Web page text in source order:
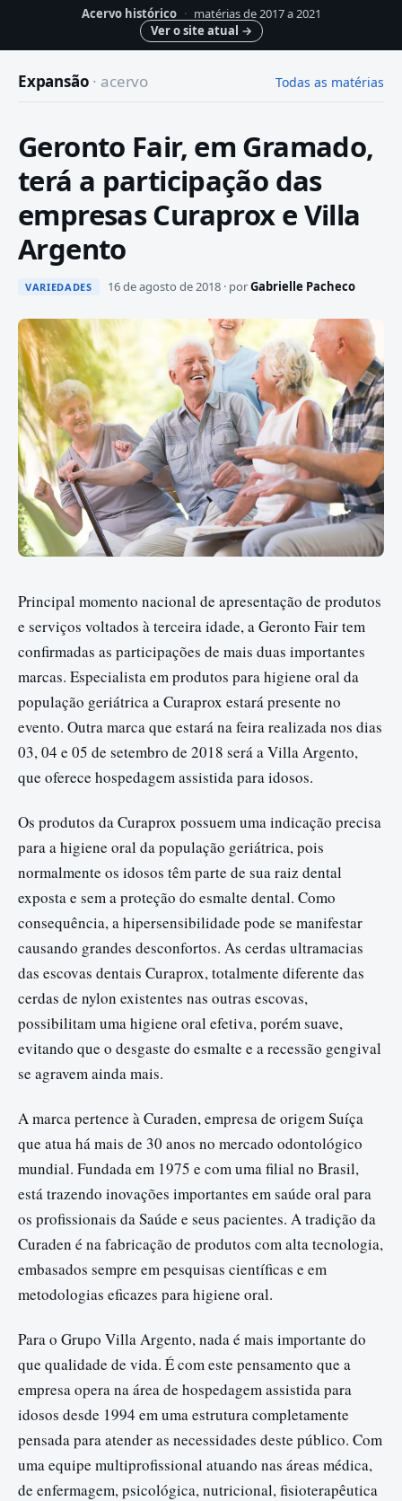
Acervo histórico · matérias de 2017 a 2021
Ver o site atual →
Expansão · acervo Todas as matérias
Geronto Fair, em Gramado,
terá a participação das
empresas Curaprox e Villa
Argento
VARIEDADES 16 de agosto de 2018 · porGabrielle Pacheco
Principal momento nacional de apresentação de produtos
e serviços voltados à terceira idade, a Geronto Fair tem
confirmadas as participações de mais duas importantes
marcas. Especialista em produtos para higiene oral da
população geriátrica a Curaprox estará presente no
evento. Outra marca que estará na feira realizada nos dias
03, 04 e 05 de setembro de 2018 será a Villa Argento,
que oferece hospedagem assistida para idosos.
Os produtos da Curaprox possuem uma indicação precisa
para a higiene oral da população geriátrica, pois
normalmente os idosos têm parte de sua raiz dental
exposta e sem a proteção do esmalte dental. Como
consequência, a hipersensibilidade pode se manifestar
causando grandes desconfortos. As cerdas ultramacias
das escovas dentais Curaprox, totalmente diferente das
cerdas de nylon existentes nas outras escovas,
possibilitam uma higiene oral efetiva, porém suave,
evitando que o desgaste do esmalte e a recessão gengival
se agravem ainda mais.
A marca pertence à Curaden, empresa de origem Suíça
que atua há mais de 30 anos no mercado odontológico
mundial. Fundada em 1975 e com uma filial no Brasil,
está trazendo inovações importantes em saúde oral para
os profissionais da Saúde e seus pacientes. A tradição da
Curaden é na fabricação de produtos com alta tecnologia,
embasados sempre em pesquisas científicas e em
metodologias eficazes para higiene oral.
Para o Grupo Villa Argento, nada é mais importante do
que qualidade de vida. É com este pensamento que a
empresa opera na área de hospedagem assistida para
idosos desde 1994 em uma estrutura completamente
pensada para atender as necessidades deste público. Com
uma equipe multiprofissional atuando nas áreas médica,
de enfermagem, psicológica, nutricional, fisioterapêutica